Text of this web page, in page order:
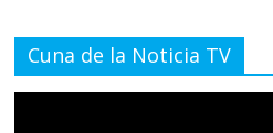
Cuna de la Noticia TV